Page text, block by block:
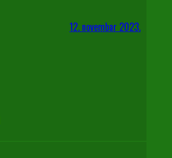
12. novembar 2023.